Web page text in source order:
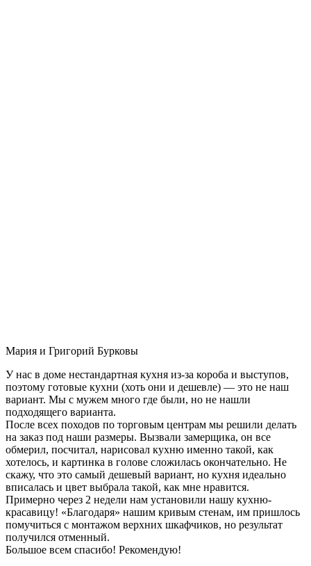
Мария и Григорий Бурковы
У нас в доме нестандартная кухня из-за короба и выступов,
поэтому готовые кухни (хоть они и дешевле) — это не наш
вариант. Мы с мужем много где были, но не нашли
подходящего варианта.
После всех походов по торговым центрам мы решили делать
на заказ под наши размеры. Вызвали замерщика, он все
обмерил, посчитал, нарисовал кухню именно такой, как
хотелось, и картинка в голове сложилась окончательно. Не
скажу, что это самый дешевый вариант, но кухня идеально
вписалась и цвет выбрала такой, как мне нравится.
Примерно через 2 недели нам установили нашу кухню-
красавицу! «Благодаря» нашим кривым стенам, им пришлось
помучиться с монтажом верхних шкафчиков, но результат
получился отменный.
Большое всем спасибо! Рекомендую!